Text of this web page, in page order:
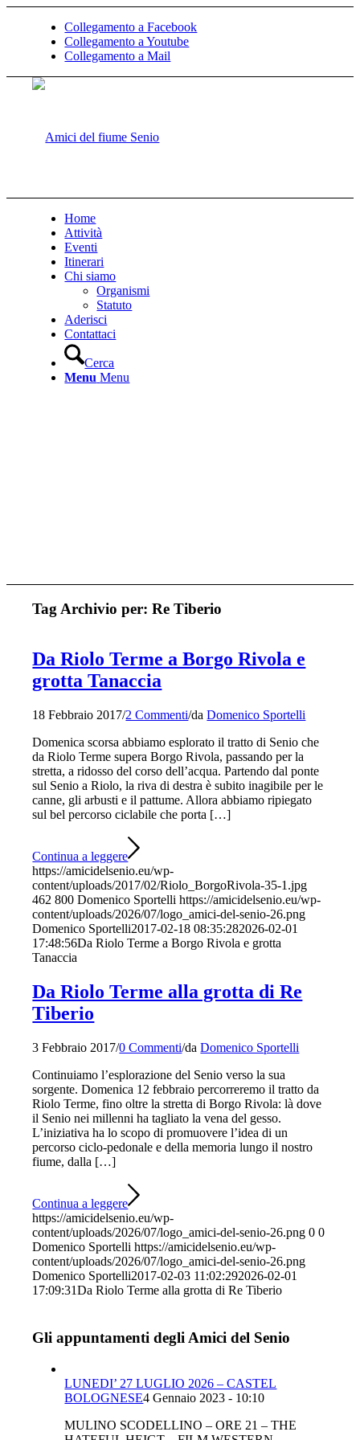
Collegamento a Facebook
Collegamento a Youtube
Collegamento a Mail
Home
Attività
Eventi
Itinerari
Chi siamo
Organismi
Statuto
Aderisci
Contattaci
Cerca
Menu Menu
Tag Archivio per:Re Tiberio
Da Riolo Terme a Borgo Rivola e
grotta Tanaccia
18 Febbraio 2017/2 Commenti/daDomenico Sportelli
Domenica scorsa abbiamo esplorato il tratto di Senio che
da Riolo Terme supera Borgo Rivola, passando per la
stretta, a ridosso del corso dell’acqua. Partendo dal ponte
sul Senio a Riolo, la riva di destra è subito inagibile per le
canne, gli arbusti e il pattume. Allora abbiamo ripiegato
sul bel percorso ciclabile che porta […]
Continua a leggere
https://amicidelsenio.eu/wp-
content/uploads/2017/02/Riolo_BorgoRivola-35-1.jpg
462 800 Domenico Sportelli https://amicidelsenio.eu/wp-
content/uploads/2026/07/logo_amici-del-senio-26.png
Domenico Sportelli2017-02-18 08:35:282026-02-01
17:48:56Da Riolo Terme a Borgo Rivola e grotta
Tanaccia
Da Riolo Terme alla grotta di Re
Tiberio
3 Febbraio 2017/0 Commenti/daDomenico Sportelli
Continuiamo l’esplorazione del Senio verso la sua
sorgente. Domenica 12 febbraio percorreremo il tratto da
Riolo Terme, fino oltre la stretta di Borgo Rivola: là dove
il Senio nei millenni ha tagliato la vena del gesso.
L’iniziativa ha lo scopo di promuovere l’idea di un
percorso ciclo-pedonale e della memoria lungo il nostro
fiume, dalla […]
Continua a leggere
https://amicidelsenio.eu/wp-
content/uploads/2026/07/logo_amici-del-senio-26.png 0 0
Domenico Sportelli https://amicidelsenio.eu/wp-
content/uploads/2026/07/logo_amici-del-senio-26.png
Domenico Sportelli2017-02-03 11:02:292026-02-01
17:09:31Da Riolo Terme alla grotta di Re Tiberio
Gli appuntamenti degli Amici del Senio
LUNEDI’ 27 LUGLIO 2026 – CASTEL
BOLOGNESE4 Gennaio 2023 - 10:10
MULINO SCODELLINO – ORE 21 – THE